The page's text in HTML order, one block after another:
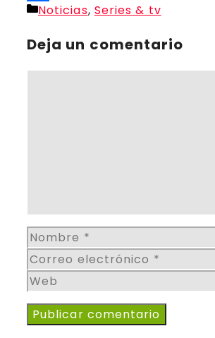
Compartir
Categorías
Noticias, Series & tv
Deja un comentario
Nombre
Correo
electrónico
Web